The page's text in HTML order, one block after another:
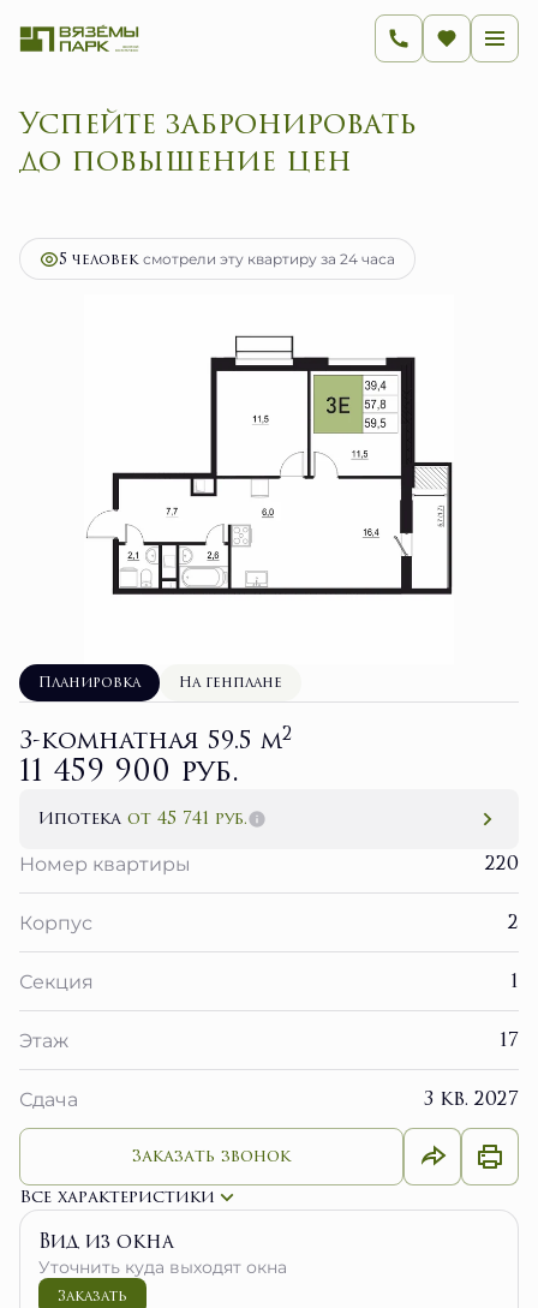
Успейте забронировать
до повышение цен
3-комнатная59.5 м2
5 человексмотрели эту квартиру за 24 часа
Планировка На генплане
3-комнатная 59.5 м2
11 459 900 руб.
Ипотека от 45 741 руб.
Номер квартиры
220
Корпус 2
Секция 1
Этаж 17
Сдача 3 кв. 2027
Заказать звонок
Все характеристики
Вид из окна
Уточнить куда выходят окна
Заказать